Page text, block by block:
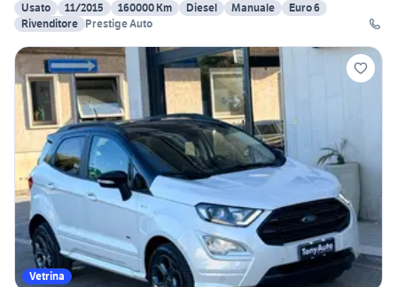
Usato
11/2015 160000 Km Diesel Manuale
Euro 6
Rivenditore Prestige Auto
Vetrina